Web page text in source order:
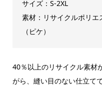
サイズ：S-2XL
素材：リサイクルポリ
（ピケ）
40％以上のリサイクル素材
がら、縫い目のない仕立て